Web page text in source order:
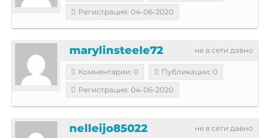
Регистрация: 04-06-2020
не в сети давно
marylinsteele72
Комментарии: 0
Публикации: 0
Регистрация: 04-06-2020
не в сети давно
nelleijo85022